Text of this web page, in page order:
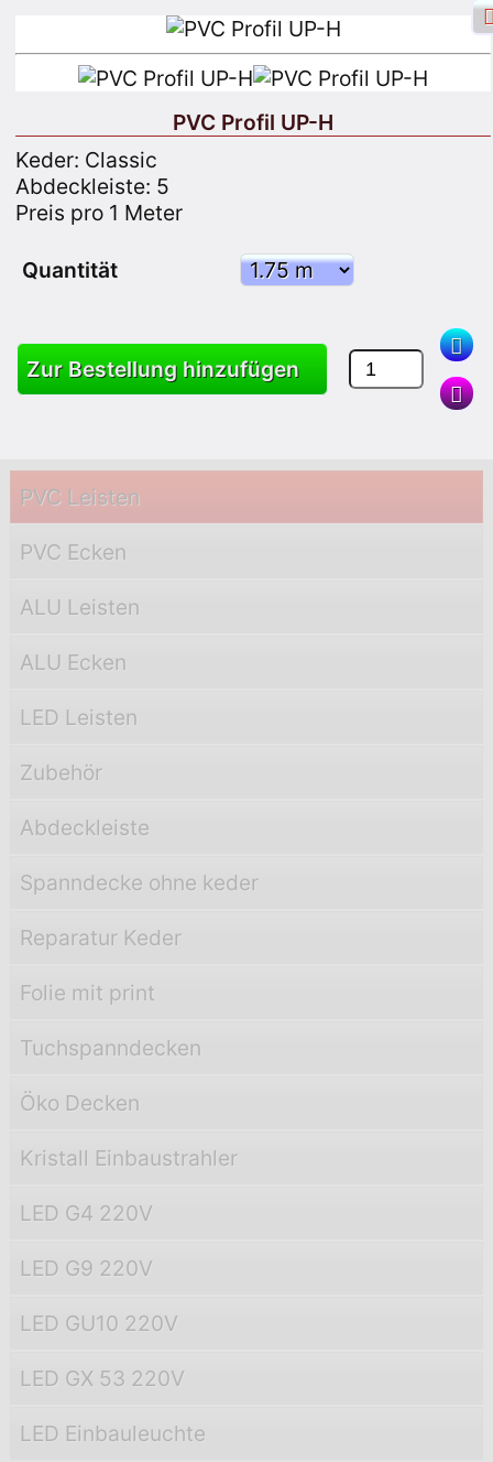
Facebook Login
PVC Leisten
PVC Ecken
ALU Leisten
ALU Ecken
LED Leisten
Zubehör
Abdeckleiste
Spanndecke ohne keder
Reparatur Keder
Folie mit print
Tuchspanndecken
Öko Decken
Kristall Einbaustrahler
LED G4 220V
LED G9 220V
LED GU10 220V
LED GX 53 220V
LED Einbauleuchte
PVC Profil UP-H
Keder: Classic
Abdeckleiste: 5
Preis pro 1 Meter
Quantität
Zur Bestellung hinzufügen